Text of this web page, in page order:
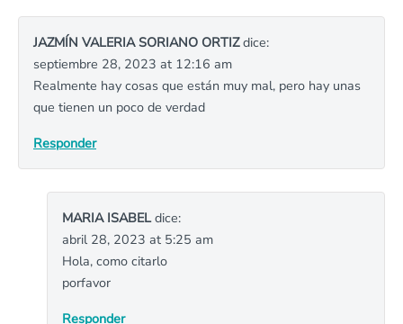
JAZMÍN VALERIA SORIANO ORTIZdice:
septiembre 28, 2023 at 12:16 am
Realmente hay cosas que están muy mal, pero hay unas
que tienen un poco de verdad
Responder
MARIA ISABELdice:
abril 28, 2023 at 5:25 am
Hola, como citarlo
porfavor
Responder